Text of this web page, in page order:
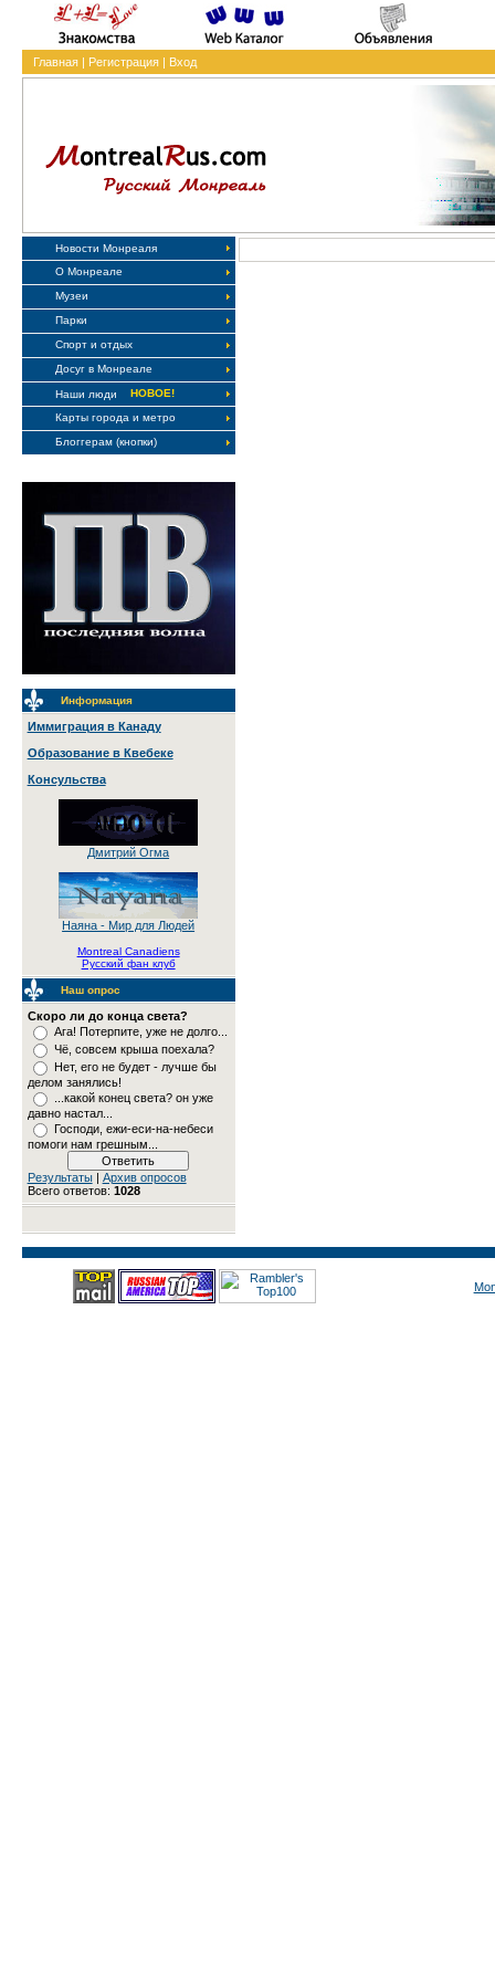
Главная| Регистрация| Вход
Новости Монреаля
О Монреале
Музеи
Парки
Спорт и отдых
Досуг в Монреале
Наши люди
НОВОЕ!
Карты города и метро
Блоггерам (кнопки)
Информация
Иммиграция в Канаду
Образование в Квебеке
Консульства
Дмитрий Огма
Наяна - Мир для Людей
Montreal Canadiens
Русский фан клуб
Наш опрос
Скоро ли до конца света?
Ага! Потерпите, уже не долго...
Чё, совсем крыша поехала?
Нет, его не будет - лучше бы
делом занялись!
...какой конец света? он уже
давно настал...
Господи, ежи-еси-на-небеси
помоги нам грешным...
Результаты| Архив опросов
Всего ответов: 1028